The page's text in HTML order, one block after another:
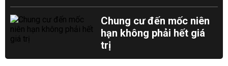
Chung cư đến mốc niên
hạn không phải hết giá
trị